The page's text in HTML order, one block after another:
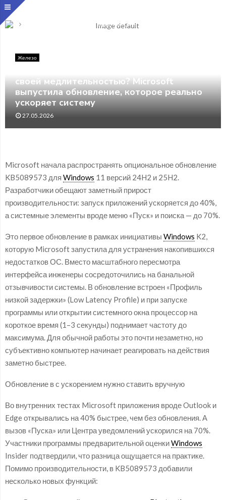
Windows 11 больше не будет бесить своей
Железо
своей медлительностью? Microsoft
выпустила обновление, которое реально
ускоряет систему
27.05.2026
Microsoft начала распространять опциональное обновление
KB5089573 для Windows 11 версий 24H2 и 25H2.
Разработчики обещают заметный прирост
производительности: запуск приложений ускоряется до 40%,
а системные элементы вроде меню «Пуск» и поиска — до 70%.
Это первое обновление в рамках инициативы Windows K2,
которую Microsoft запустила для устранения накопившихся
недостатков ОС. Вместо масштабного пересмотра
интерфейса инженеры сосредоточились на банальной
отзывчивости системы. В обновление встроен «Профиль
низкой задержки» (Low Latency Profile) и при запуске
программы или открытии системного окна процессор на
короткое время (1–3 секунды) поднимает частоту до
максимума. Для обычной работы это почти незаметно, но
субъективно компьютер начинает реагировать на действия
заметно быстрее.
Обновление в с ускорением нужно ставить вручную
Во внутренних тестах Microsoft приложения вроде Outlook и
Edge открывались на 40% быстрее, чем без обновления. А
вызов «Пуска» или Центра уведомлений ускорился на 70%.
Участники программы предварительной оценкиWindows
Insider подтвердили, что разница ощущается на практике.
Помимо производительности, в KB5089573 добавили
несколько новых функций: